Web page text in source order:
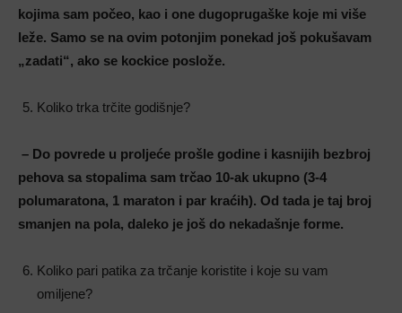
kojima sam počeo, kao i one dugoprugaške koje mi više
leže. Samo se na ovim potonjim ponekad još pokušavam
„zadati“, ako se kockice poslože.
Koliko trka trčite godišnje?
– Do povrede u proljeće prošle godine i kasnijih bezbroj
pehova sa stopalima sam trčao 10-ak ukupno (3-4
polumaratona, 1 maraton i par kraćih). Od tada je taj broj
smanjen na pola, daleko je još do nekadašnje forme.
Koliko pari patika za trčanje koristite i koje su vam
omiljene?